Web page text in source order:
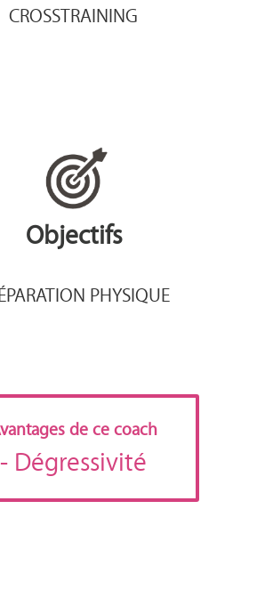
CROSSTRAINING
Objectifs
PHYSIQUE
de ce coach
- Dégressivité